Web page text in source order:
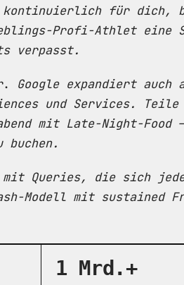
kontinuierlich für dich,
Profi-Athlet eine
verpasst.
. Google expandiert auch
und Services. Teile
mit Late-Night-Food
Queries, die sich
Modell mit sustained
1 Mrd.+